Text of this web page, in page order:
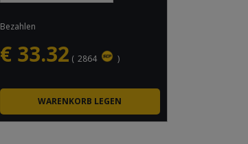
Bezahlen
€ 33.32 ( 2864 )